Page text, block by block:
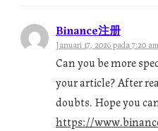
Binance注册
Januari 17, 2026 pada 7:20 am
Can you be more
your article? After
doubts. Hope you
https://